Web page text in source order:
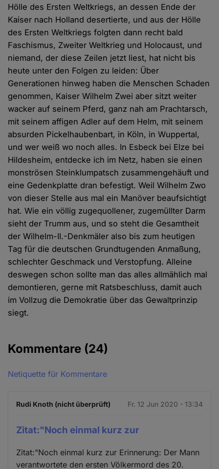
Hölle des Ersten Weltkriegs, an dessen Ende der
Kaiser nach Holland desertierte, und aus der Hölle
des Ersten Weltkriegs folgten dann recht bald
Faschismus, Zweiter Weltkrieg und Holocaust, und
niemand, der diese Zeilen jetzt liest, hat nicht bis
heute unter den Folgen zu leiden: Über
Generationen hinweg haben die Menschen Schaden
genommen, Kaiser Wilhelm Zwei aber sitzt weiter
wacker auf seinem Pferd, ganz nah am Prachtarsch,
mit seinem affigen Adler auf dem Helm, mit seinem
absurden Pickelhaubenbart, in Köln, in Wuppertal,
und wer weiß wo noch alles. In Esbeck bei Elze bei
Hildesheim, entdecke ich im Netz, haben sie einen
monströsen Steinklumpatsch zusammengehäuft und
eine Gedenkplatte dran befestigt. Weil Wilhelm Zwo
von dieser Stelle aus mal ein Manöver beaufsichtigt
hat. Wie ein völlig zugequollener, zugemüllter Darm
sieht der Trumm aus, und so steht die Gesamtheit
der Wilhelm-II.-Denkmäler also bis zum heutigen
Tag für die deutschen Grundtugenden Anmaßung,
schlechter Geschmack und Verstopfung. Alleine
deswegen schon sollte man das alles allmählich mal
demontieren, gerne mit Ratsbeschluss, damit auch
im Vollzug die Demokratie über das Gewaltprinzip
siegt.
Kommentare (24)
Netiquette für Kommentare
Rudi Knoth (nicht überprüft) Fr. 12 Jun 2020 - 13:34
Zitat:"Noch einmal kurz zur
Zitat:"Noch einmal kurz zur Erinnerung: Der Mann
verantwortete den ersten Völkermord des 20.